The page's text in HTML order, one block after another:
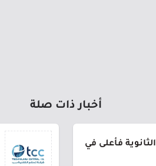
أخبار ذات صلة
فأعلى في